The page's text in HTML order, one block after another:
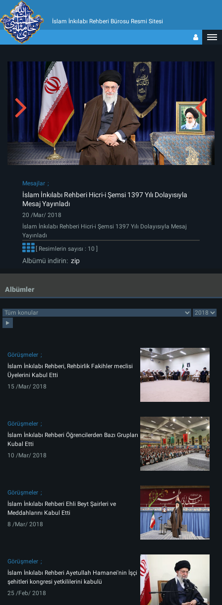
İslam İnkılabı Rehberi Bürosu Resmi Sitesi
Mesajlar
İslam İnkılabı Rehberi Hicri-i Şemsi 1397 Yılı Dolayısıyla
Mesaj Yayınladı
20 /Mar/ 2018
İslam İnkılabı Rehberi Hicri-i Şemsi 1397 Yılı Dolayısıyla Mesaj
Yayınladı
[ Resimlerin sayısı : 10 ]
Albümü indirin: zip
Albümler
Görüşmeler
İslam İnkılabı Rehberi, Rehbirlik Fakihler meclisi
Üyelerini Kabul Etti
15 /Mar/ 2018
Görüşmeler
İslam İnkılabı Rehberi Öğrencilerden Bazı Grupları
Kubal Etti
10 /Mar/ 2018
Görüşmeler
İslam İnkılabı Rehberi Ehli Beyt Şairleri ve
Meddahlarını Kabul Etti
8 /Mar/ 2018
Görüşmeler
İslam İnkılabı Rehberi Ayetullah Hamanei'nin İşçi
şehitleri kongresi yetkililerini kabulü
25 /Feb/ 2018